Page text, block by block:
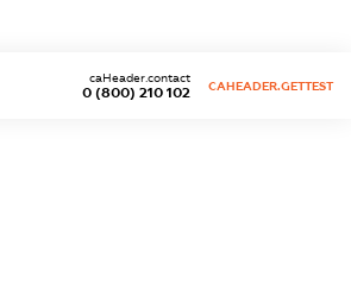
0 (800) 210 102
caHeader.contact
CAHEADER.GETTEST